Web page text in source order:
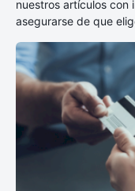
nuestros artículos con
asegurarse de que